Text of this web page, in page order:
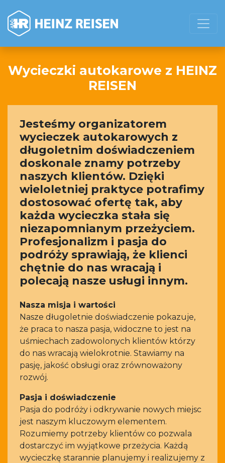
Wycieczki autokarowe z HEINZ
REISEN
Jesteśmy organizatorem
wycieczek autokarowych z
długoletnim doświadczeniem
doskonale znamy potrzeby
naszych klientów. Dzięki
wieloletniej praktyce potrafimy
dostosować ofertę tak, aby
każda wycieczka stała się
niezapomnianym przeżyciem.
Profesjonalizm i pasja do
podróży sprawiają, że klienci
chętnie do nas wracają i
polecają nasze usługi innym.
Nasza misja i wartości
Nasze długoletnie doświadczenie pokazuje,
że praca to nasza pasja, widoczne to jest na
uśmiechach zadowolonych klientów którzy
do nas wracają wielokrotnie. Stawiamy na
pasję, jakość obsługi oraz zrównoważony
rozwój.
Pasja i doświadczenie
Pasja do podróży i odkrywanie nowych miejsc
jest naszym kluczowym elementem.
Rozumiemy potrzeby klientów co pozwala
dostarczyć im wyjątkowe przeżycia. Każdą
wycieczkę starannie planujemy i realizujemy z